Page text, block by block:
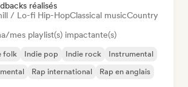
réalisés
/ Lo-fi Hip-HopClassical musicCountry
mes playlist(s) impactante(s)
folk Indie pop Indie rock
Instrumental
Rap international Rap en anglais